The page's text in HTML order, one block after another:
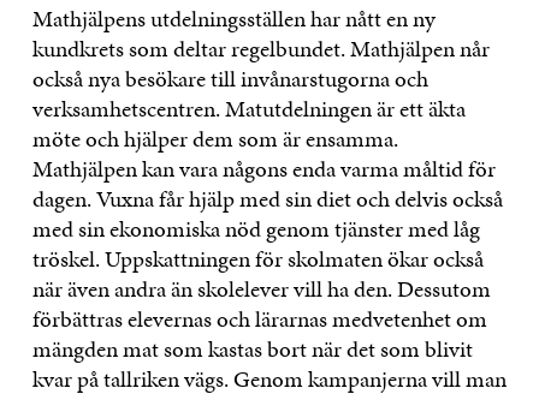
Mathjälpens utdelningsställen har nått en ny
kundkrets som deltar regelbundet. Mathjälpen når
också nya besökare till invånarstugorna och
verksamhetscentren. Matutdelningen är ett äkta
möte och hjälper dem som är ensamma.
Mathjälpen kan vara någons enda varma måltid för
dagen. Vuxna får hjälp med sin diet och delvis också
med sin ekonomiska nöd genom tjänster med låg
tröskel. Uppskattningen för skolmaten ökar också
när även andra än skolelever vill ha den. Dessutom
förbättras elevernas och lärarnas medvetenhet om
mängden mat som kastas bort när det som blivit
kvar på tallriken vägs. Genom kampanjerna vill man